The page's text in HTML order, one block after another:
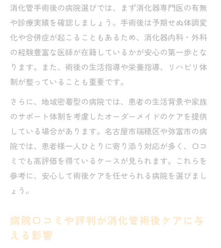
クしよう
名古屋の評判病院における術後管理のポイ
ント
消化器内科・外科連携がある病院の強みと
は何か
病院での術後相談体制が安心感に直結する
理由
名古屋近郊で消化管術後に頼れる病院探しの極
意
病院選びで失敗しない名古屋近郊のポイン
ト解説
口コミや専門医情報を活かした病院比較の
消化管術後のフォロー体制が整う病院の探
し方
消化管手術後の病院選びでは、まず消化器専門医の有無
や診療実績を確認しましょう。手術後は予期せぬ体調変
化や合併症が起こることもあるため、消化器内科・外科
の経験豊富な医師が在籍しているかが安心の第一歩とな
ります。また、術後の生活指導や栄養指導、リハビリ体
制が整っていることも重要です。
さらに、地域密着型の病院では、患者の生活背景や家族
のサポート体制を考慮したオーダーメイドのケアを提供
している場合があります。名古屋市瑞穂区や弥富市の病
院では、患者様一人ひとりに寄り添う対応が多く、口コ
ミでも高評価を得ているケースが見られます。これらを
参考に、安心して術後ケアを任せられる病院を選びまし
ょう。
病院口コミや評判が消化管術後ケアに与
える影響